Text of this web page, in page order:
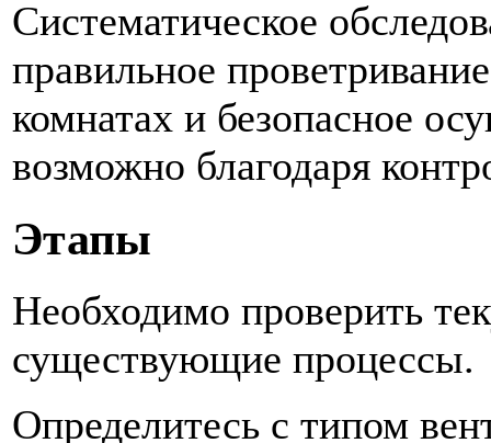
Систематическое
правильное
комнатах и ​​безопасное
возможно благодаря
Этапы
Необходимо проверить
существующие процессы.
Определитесь с типом